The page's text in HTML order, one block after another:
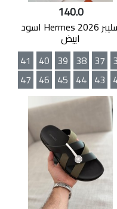
140.0
سليبر Hermes 2026 اسود
ابيض
37
38
39
40
41
43
44
45
46
47